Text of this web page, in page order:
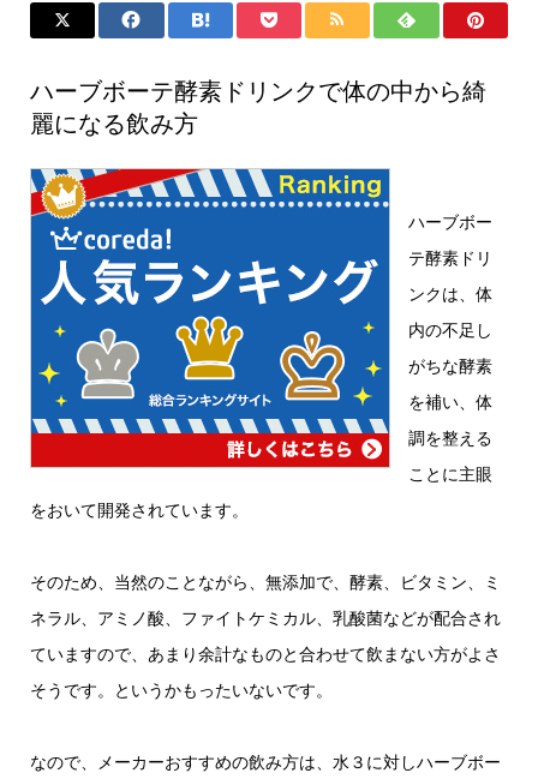
ハーブボーテ酵素ドリンクで体の中から綺
麗になる飲み方
ハーブボー
テ酵素ドリ
ンクは、体
内の不足し
がちな酵素
を補い、体
調を整える
ことに主眼
をおいて開発されています。
そのため、当然のことながら、無添加で、酵素、ビタミン、ミ
ネラル、アミノ酸、ファイトケミカル、乳酸菌などが配合され
ていますので、あまり余計なものと合わせて飲まない方がよさ
そうです。というかもったいないです。
なので、メーカーおすすめの飲み方は、水３に対しハーブボー